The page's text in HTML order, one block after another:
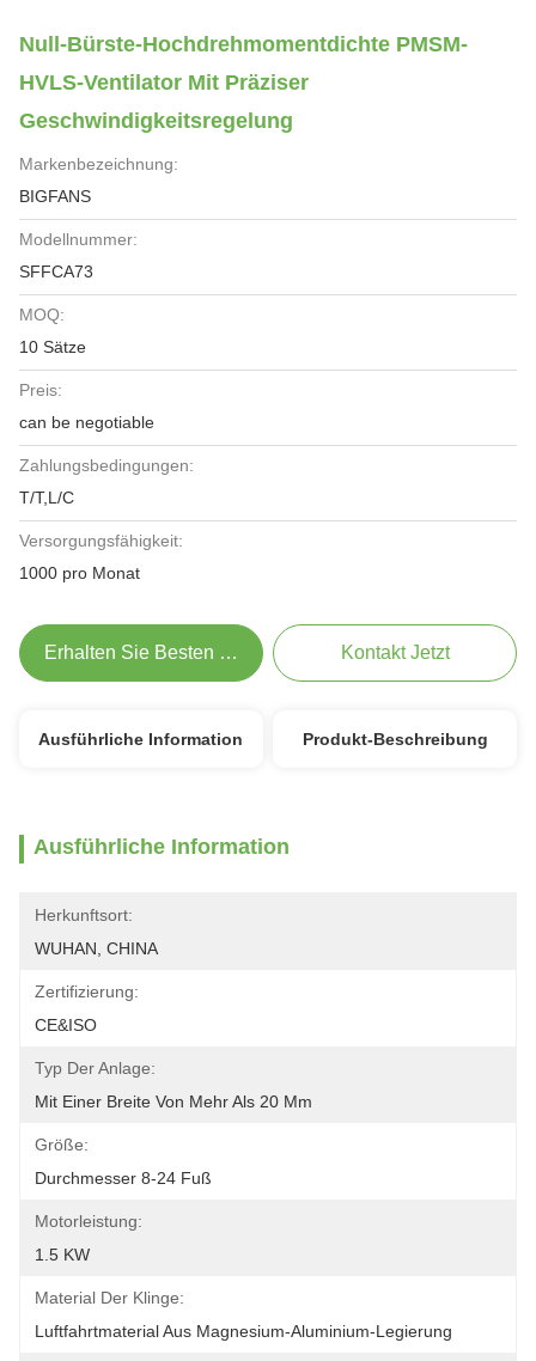
Null-Bürste-Hochdrehmomentdichte PMSM-
HVLS-Ventilator Mit Präziser
Geschwindigkeitsregelung
Markenbezeichnung:
BIGFANS
Modellnummer:
SFFCA73
MOQ:
10 Sätze
Preis:
can be negotiable
Zahlungsbedingungen:
T/T,L/C
Versorgungsfähigkeit:
1000 pro Monat
Erhalten Sie Besten Preis Kontakt Jetzt
Ausführliche Information Produkt-Beschreibung
Ausführliche Information
Herkunftsort:
WUHAN, CHINA
Zertifizierung:
CE&ISO
Typ Der Anlage:
Mit Einer Breite Von Mehr Als 20 Mm
Größe:
Durchmesser 8-24 Fuß
Motorleistung:
1.5 KW
Material Der Klinge:
Luftfahrtmaterial Aus Magnesium-Aluminium-Legierung